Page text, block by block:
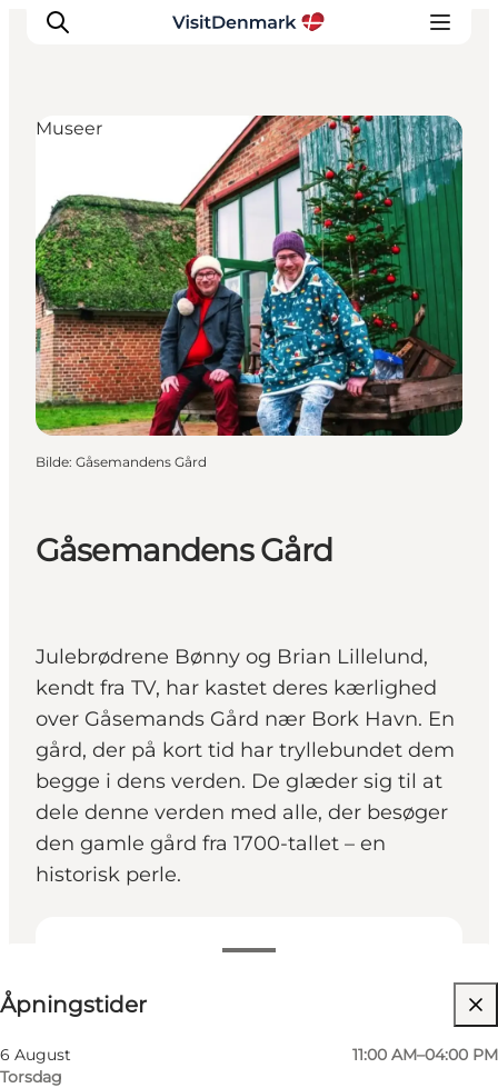
Inspirasjon
Reisemål
Aktiviteter
Overnatting
Planlegg reisen
Gåsemandens Gård
Julebrødrene Bønny og Brian Lillelund,
kendt fra TV, har kastet deres kærlighed
over Gåsemands Gård nær Bork Havn. En
gård, der på kort tid har tryllebundet dem
begge i dens verden. De glæder sig til at
dele denne verden med alle, der besøger
den gamle gård fra 1700-tallet – en
historisk perle.
Åpningstider
6 August
Torsdag
11:00 AM–04:00 PM
Børn, Venner, Mig selv
Museer
Bilde: Gåsemandens Gård